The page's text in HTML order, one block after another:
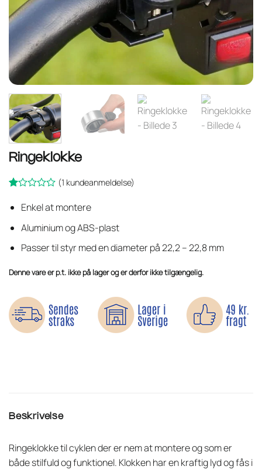
Ringeklokke
som
ud
5
baseret
kundebedømmelse
(1 kundeanmeldelse)
Enkel at montere
Aluminium og ABS-plast
Passer til styr med en diameter på 22,2 – 22,8 mm
Denne vare er p.t. ikke på lager og er derfor ikke tilgængelig.
Beskrivelse
Ringeklokke til cyklen der er nem at montere og som er
både stilfuld og funktionel. Klokken har en kraftig lyd og fås i